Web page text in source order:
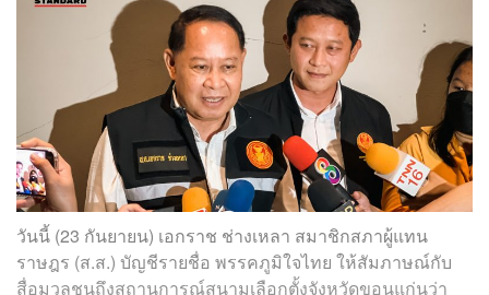
วันนี้ (23 กันยายน) เอกราช ช่างเหลา สมาชิกสภาผู้แทน
ราษฎร (ส.ส.) บัญชีรายชื่อ พรรคภูมิใจไทย ให้สัมภาษณ์กับ
สื่อมวลชนถึงสถานการณ์สนามเลือกตั้งจังหวัดขอนแก่นว่า